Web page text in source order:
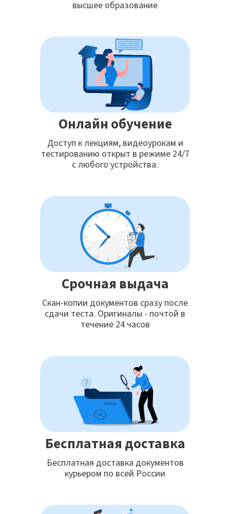
высшее образование
Онлайн обучение
Доступ к лекциям, видеоурокам и
тестированию открыт в режиме 24/7
с любого устройства.
Срочная выдача
Скан-копии документов сразу после
сдачи теста. Оригиналы - почтой в
течение 24 часов
Бесплатная доставка
Бесплатная доставка документов
курьером по всей России